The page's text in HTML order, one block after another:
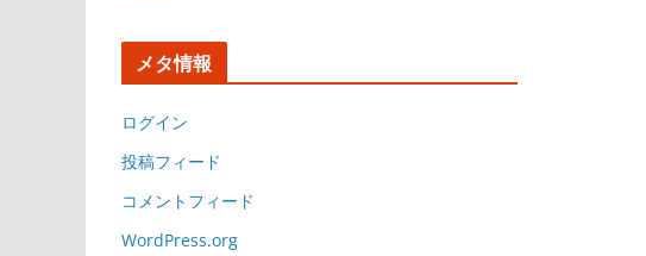
メタ情報
ログイン
投稿フィード
コメントフィード
WordPress.org